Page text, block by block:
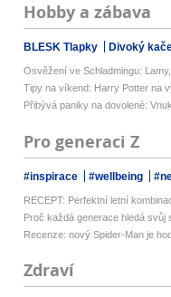
Hobby a zábava
BLESK Tlapky Divoký
Osvěžení ve Schladmingu:
Tipy na víkend: Harry Potter na
Přibývá paniky na dovolené:
Pro generaci Z
#inspirace #wellbeing
RECEPT: Perfektní letní
Proč každá generace hledá svůj
Recenze: nový Spider-Man je
Zdraví